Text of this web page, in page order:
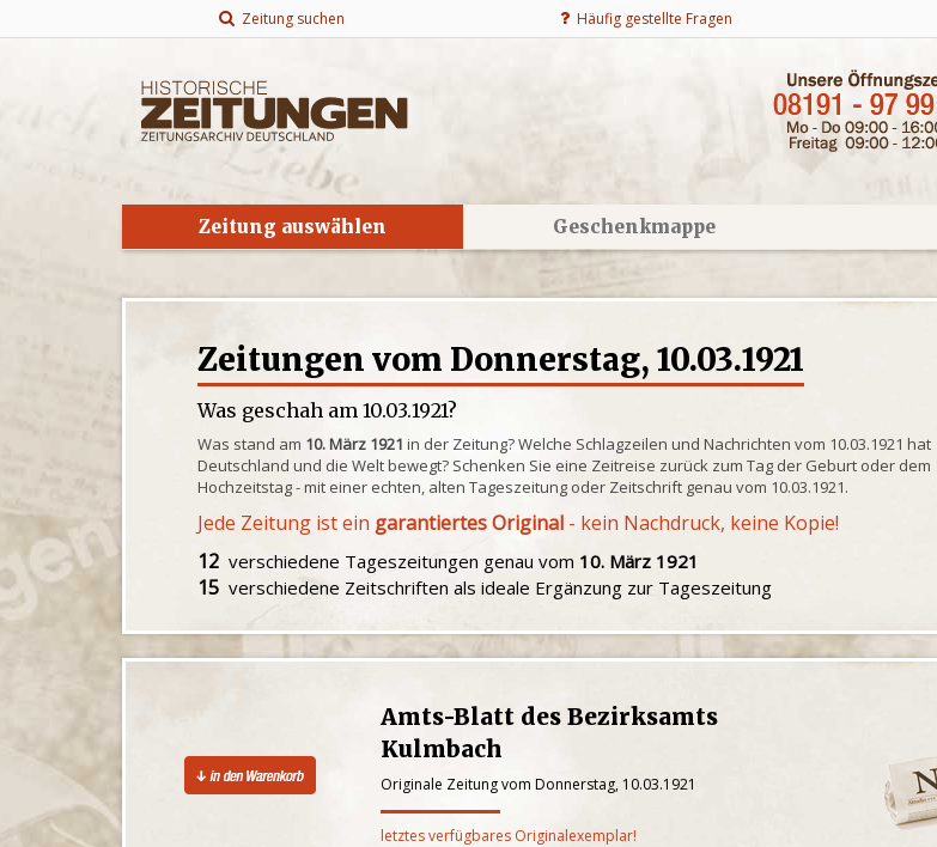
Zeitung suchen Häufig gestellte Fragen
Zeitung auswählen Geschenkmappe
Zeitungen vom Donnerstag, 10.03.1921
Was geschah am 10.03.1921?
Was stand am 10. März 1921 in der Zeitung? Welche Schlagzeilen und Nachrichten vom 10.03.1921 hat
Deutschland und die Welt bewegt? Schenken Sie eine Zeitreise zurück zum Tag der Geburt oder dem
Hochzeitstag - mit einer echten, alten Tageszeitung oder Zeitschrift genau vom 10.03.1921.
Jede Zeitung ist ein garantiertes Original - kein Nachdruck, keine Kopie!
12 verschiedene Tageszeitungen genau vom 10. März 1921
15 verschiedene Zeitschriften als ideale Ergänzung zur Tageszeitung
Amts-Blatt des Bezirksamts
Kulmbach
Originale Zeitung vom Donnerstag, 10.03.1921
letztes verfügbares Originalexemplar!